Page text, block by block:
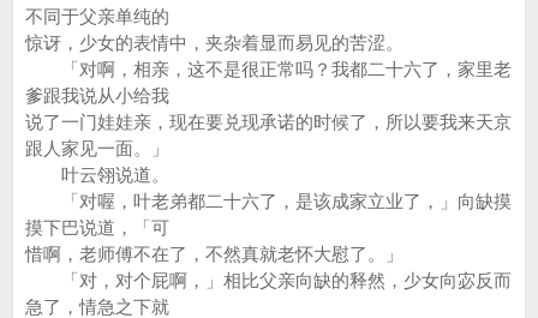
不同于父亲单纯的
惊讶，少女的表情中，夹杂着显而易见的苦涩。
「对啊，相亲，这不是很正常吗？我都二十六了，家里老
爹跟我说从小给我
说了一门娃娃亲，现在要兑现承诺的时候了，所以要我来天京
跟人家见一面。」
叶云翎说道。
「对喔，叶老弟都二十六了，是该成家立业了，」向缺摸
摸下巴说道，「可
惜啊，老师傅不在了，不然真就老怀大慰了。」
「对，对个屁啊，」相比父亲向缺的释然，少女向宓反而
急了，情急之下就